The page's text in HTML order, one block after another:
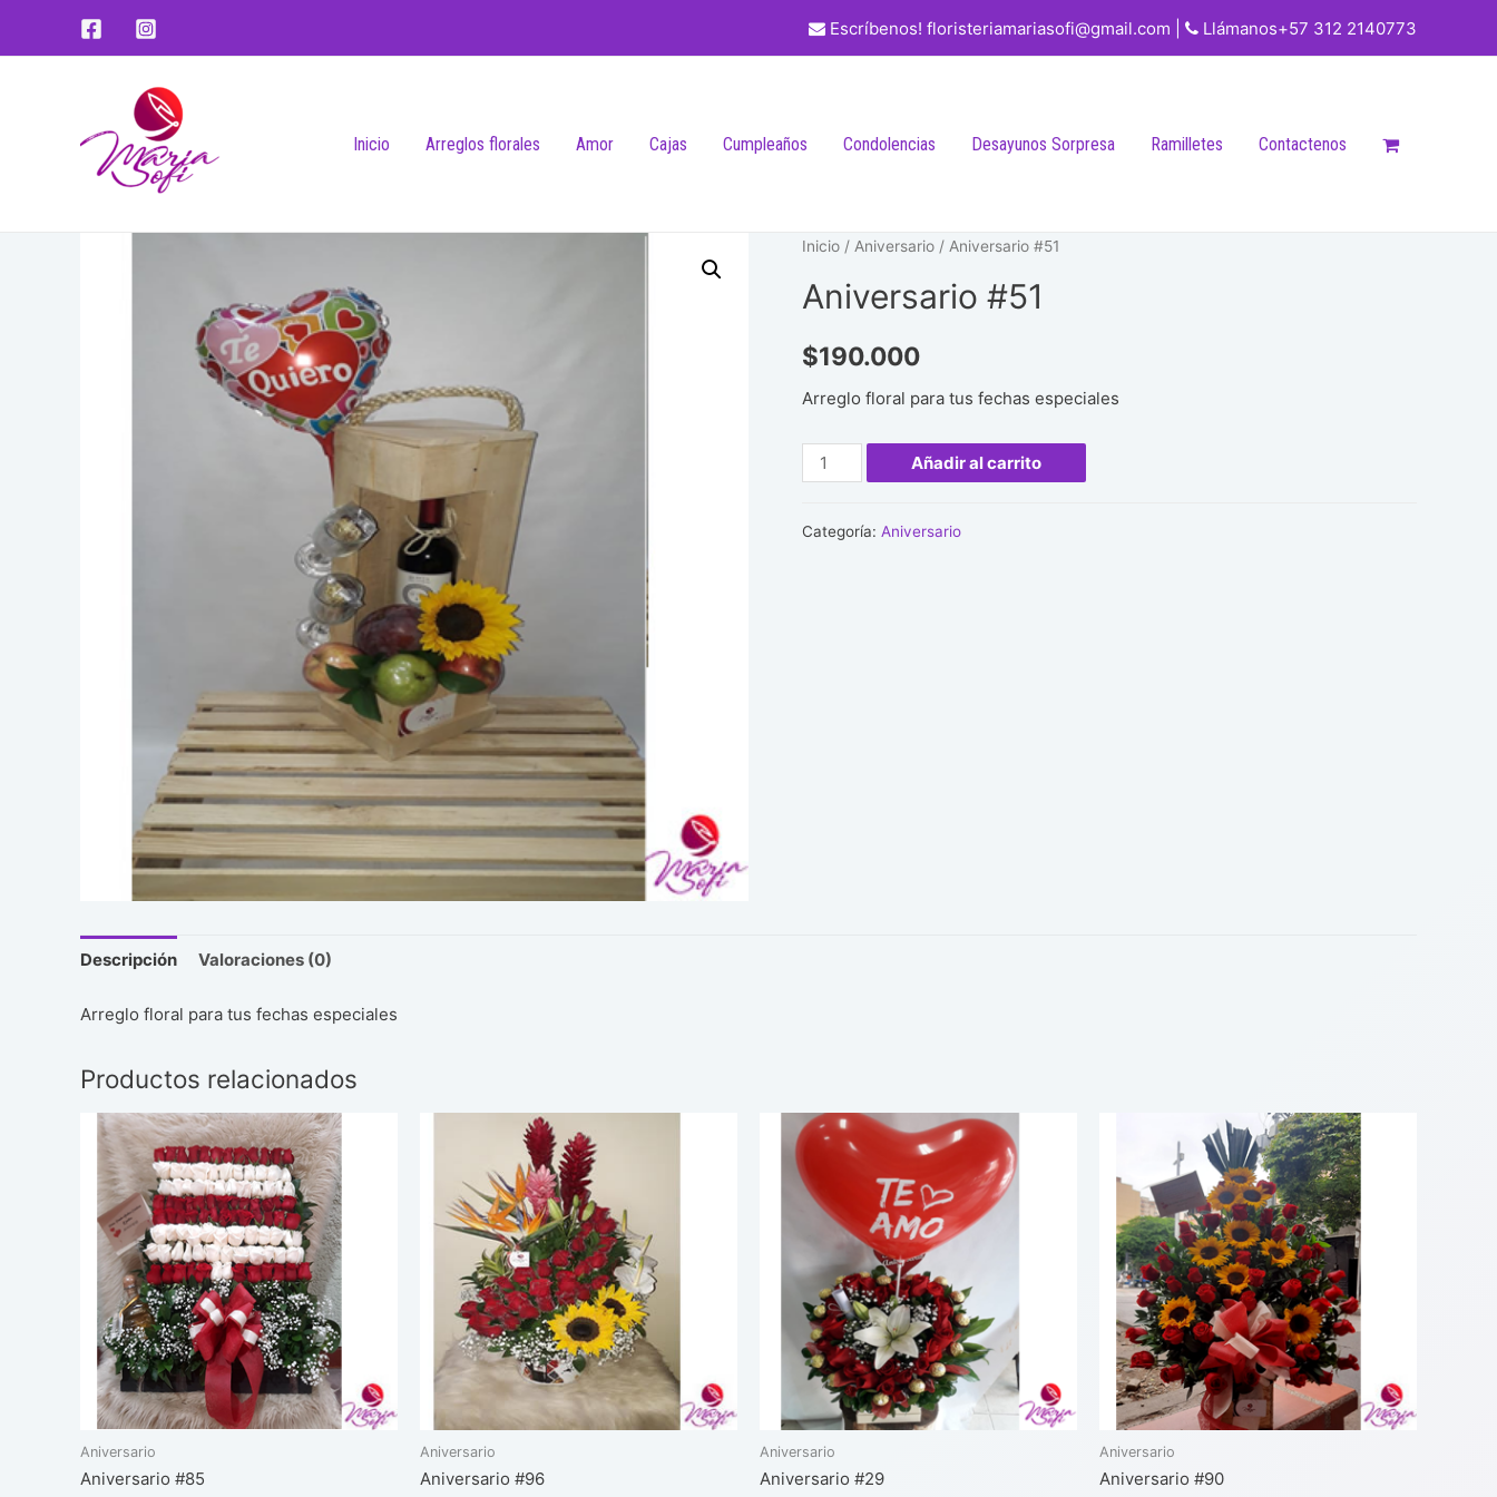
Escríbenos! floristeriamariasofi@gmail.com | Llámanos+57 312 2140773
Inicio Arreglos florales Amor Cajas Cumpleaños Condolencias Desayunos Sorpresa Ramilletes Contactenos
Inicio / Aniversario / Aniversario #51
Aniversario #51
$190.000
Arreglo floral para tus fechas especiales
Aniversario
#51
Añadir al carrito
Categoría: Aniversario
Descripción Valoraciones (0)
Arreglo floral para tus fechas especiales
Productos relacionados
Aniversario
Aniversario #85
Aniversario
Aniversario #96
Aniversario
Aniversario #29
Aniversario
Aniversario #90